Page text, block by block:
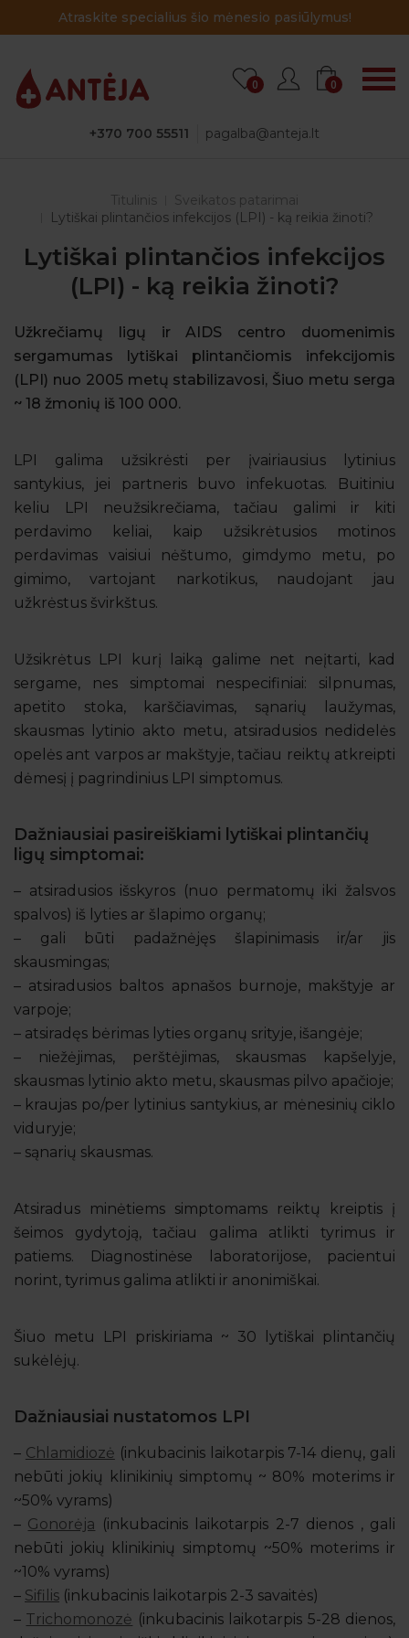
Atraskite specialius šio mėnesio pasiūlymus!
+370 700 55511 pagalba@anteja.lt
0 0
Titulinis
Sveikatos patarimai
Lytiškai plintančios infekcijos (LPI) - ką reikia žinoti?
Lytiškai plintančios infekcijos
(LPI) - ką reikia žinoti?
Užkrečiamų ligų ir AIDS centro duomenimis
sergamumas lytiškai plintančiomis infekcijomis
(LPI) nuo 2005 metų stabilizavosi, Šiuo metu serga
~ 18 žmonių iš 100 000.
LPI galima užsikrėsti per įvairiausius lytinius
santykius, jei partneris buvo infekuotas. Buitiniu
keliu LPI neužsikrečiama, tačiau galimi ir kiti
perdavimo keliai, kaip užsikrėtusios motinos
perdavimas vaisiui nėštumo, gimdymo metu, po
gimimo, vartojant narkotikus, naudojant jau
užkrėstus švirkštus.
Užsikrėtus LPI kurį laiką galime net neįtarti, kad
sergame, nes simptomai nespecifiniai: silpnumas,
apetito stoka, karščiavimas, sąnarių laužymas,
skausmas lytinio akto metu, atsiradusios nedidelės
opelės ant varpos ar makštyje, tačiau reiktų atkreipti
dėmesį į pagrindinius LPI simptomus.
Dažniausiai pasireiškiami lytiškai plintančių
ligų simptomai:
– atsiradusios išskyros (nuo permatomų iki žalsvos
spalvos) iš lyties ar šlapimo organų;
– gali būti padažnėjęs šlapinimasis ir/ar jis
skausmingas;
– atsiradusios baltos apnašos burnoje, makštyje ar
varpoje;
– atsiradęs bėrimas lyties organų srityje, išangėje;
– niežėjimas, perštėjimas, skausmas kapšelyje,
skausmas lytinio akto metu, skausmas pilvo apačioje;
– kraujas po/per lytinius santykius, ar mėnesinių ciklo
viduryje;
– sąnarių skausmas.
Atsiradus minėtiems simptomams reiktų kreiptis į
šeimos gydytoją, tačiau galima atlikti tyrimus ir
patiems. Diagnostinėse laboratorijose, pacientui
norint, tyrimus galima atlikti ir anonimiškai.
Šiuo metu LPI priskiriama ~ 30 lytiškai plintančių
sukėlėjų.
Dažniausiai nustatomos LPI
– Chlamidiozė (inkubacinis laikotarpis 7-14 dienų, gali
nebūti jokių klinikinių simptomų ~ 80% moterims ir
~50% vyrams)
– Gonorėja (inkubacinis laikotarpis 2-7 dienos , gali
nebūti jokių klinikinių simptomų ~50% moterims ir
~10% vyrams)
– Sifilis (inkubacinis laikotarpis 2-3 savaitės)
– Trichomonozė (inkubacinis laikotarpis 5-28 dienos,